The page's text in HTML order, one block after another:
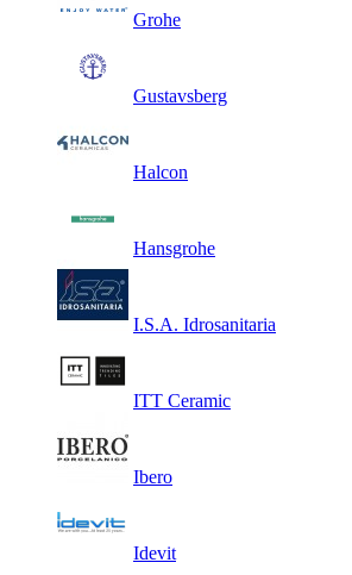
Grohe
Gustavsberg
Halcon
Hansgrohe
I.S.A. Idrosanitaria
ITT Ceramic
Ibero
Idevit